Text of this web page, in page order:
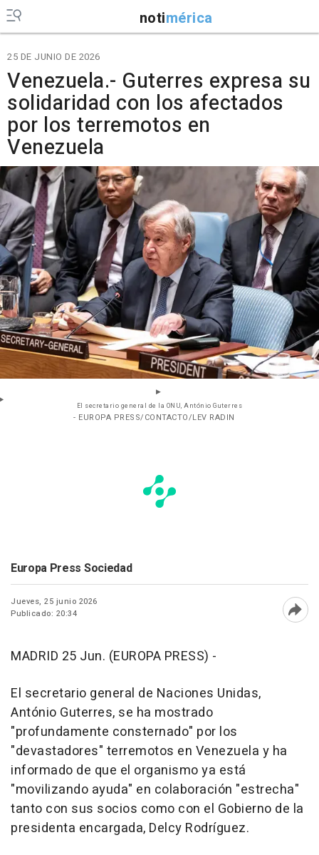
notimérica
25 DE JUNIO DE 2026
Venezuela.- Guterres expresa su
solidaridad con los afectados
por los terremotos en
Venezuela
El secretario general de la ONU, António Guterres
- EUROPA PRESS/CONTACTO/LEV RADIN
Europa Press Sociedad
Jueves, 25 junio 2026
Publicado: 20:34
MADRID 25 Jun. (EUROPA PRESS) -
El secretario general de Naciones Unidas,
António Guterres, se ha mostrado
"profundamente consternado" por los
"devastadores" terremotos en Venezuela y ha
informado de que el organismo ya está
"movilizando ayuda" en colaboración "estrecha"
tanto con sus socios como con el Gobierno de la
presidenta encargada, Delcy Rodríguez.